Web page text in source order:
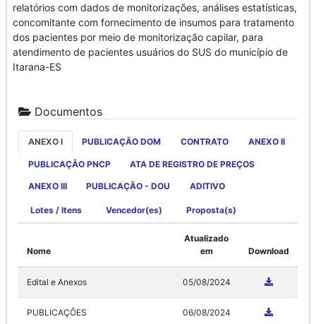
relatórios com dados de monitorizações, análises estatísticas,
concomitante com fornecimento de insumos para tratamento
dos pacientes por meio de monitorização capilar, para
atendimento de pacientes usuários do SUS do município de
Itarana-ES
Documentos
ANEXO I PUBLICAÇÃO DOM CONTRATO ANEXO II
PUBLICAÇÃO PNCP ATA DE REGISTRO DE PREÇOS
ANEXO III PUBLICAÇÃO - DOU ADITIVO
Lotes / Itens Vencedor(es) Proposta(s)
Nome
Atualizado
em
Download
Edital e Anexos 05/08/2024
PUBLICAÇÕES 06/08/2024